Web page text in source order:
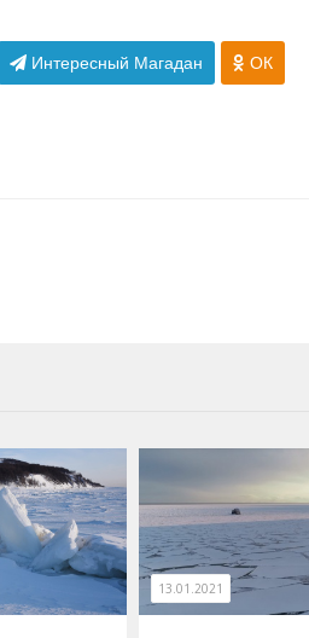
Интересный Магадан ОК
13.01.2021